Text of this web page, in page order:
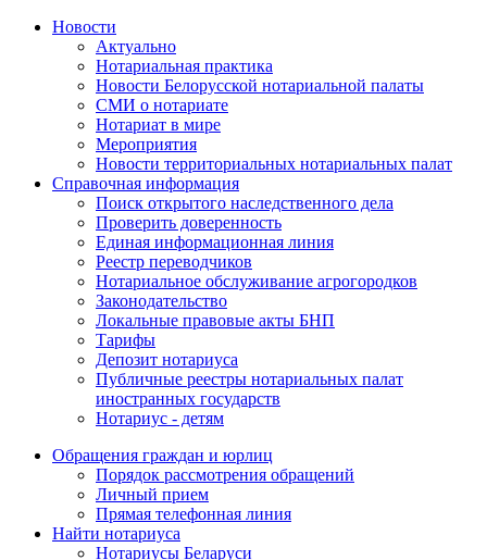
Новости
Актуально
Нотариальная практика
Новости Белорусской нотариальной палаты
СМИ о нотариате
Нотариат в мире
Мероприятия
Новости территориальных нотариальных палат
Справочная информация
Поиск открытого наследственного дела
Проверить доверенность
Единая информационная линия
Реестр переводчиков
Нотариальное обслуживание агрогородков
Законодательство
Локальные правовые акты БНП
Тарифы
Депозит нотариуса
Публичные реестры нотариальных палат
иностранных государств
Нотариус - детям
Обращения граждан и юрлиц
Порядок рассмотрения обращений
Личный прием
Прямая телефонная линия
Найти нотариуса
Нотариусы Беларуси